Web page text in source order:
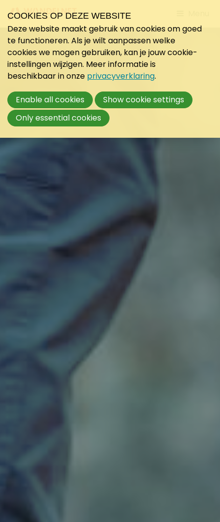
to
COOKIES OP DEZE WEBSITE
Deze website maakt gebruik van cookies om goed
te functioneren. Als je wilt aanpassen welke
cookies we mogen gebruiken, kan je jouw cookie-
instellingen wijzigen. Meer informatie is
beschikbaar in onze privacyverklaring.
Enable all cookies
Show cookie settings
Only essential cookies